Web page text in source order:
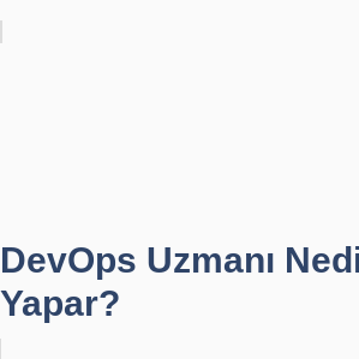
DevOps Uzmanı
Yapar?